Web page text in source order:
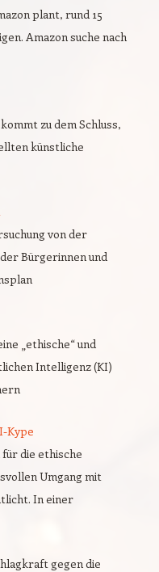
plant, rund 15
Amazon suche nach
zu dem Schluss,
künstliche
von der
Bürgerinnen und
„ethische“ und
Intelligenz (KI)
Kype
die ethische
Umgang mit
In einer
gegen die